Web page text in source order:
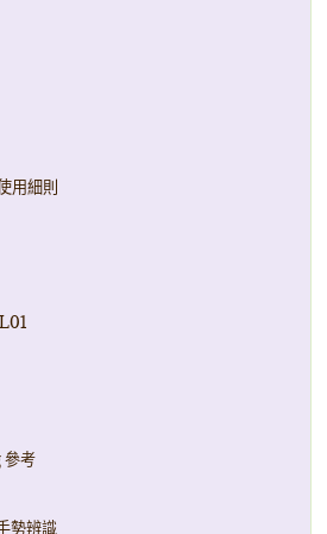
用細則
考
勢辨識